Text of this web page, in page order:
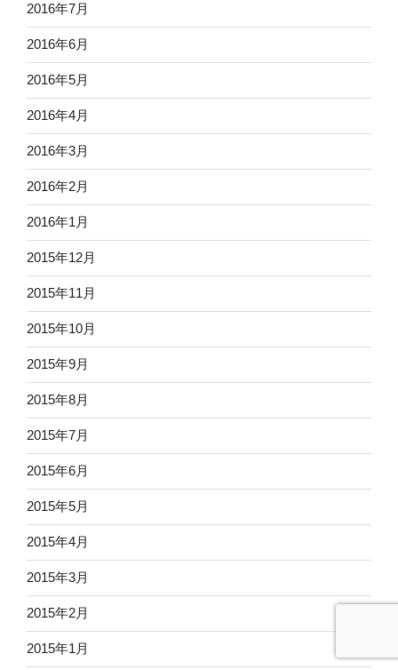
2016年7月
2016年6月
2016年5月
2016年4月
2016年3月
2016年2月
2016年1月
2015年12月
2015年11月
2015年10月
2015年9月
2015年8月
2015年7月
2015年6月
2015年5月
2015年4月
2015年3月
2015年2月
2015年1月